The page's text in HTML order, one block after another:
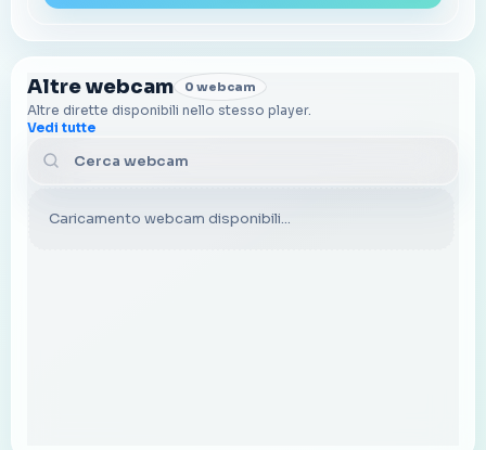
Altre webcam 0 webcam
Altre dirette disponibili nello stesso player.
Vedi tutte
Caricamento webcam disponibili...